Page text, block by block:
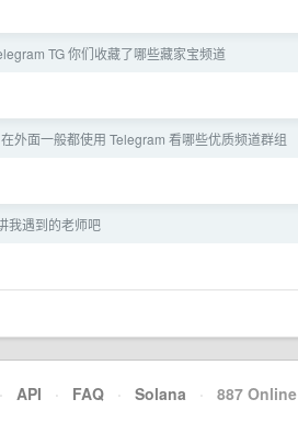
TG 你们收藏了哪些藏家宝频道
在外面一般都使用 Telegram 看哪些优质频道群组
我遇到的老师吧
· API · FAQ · Solana · 887 Online